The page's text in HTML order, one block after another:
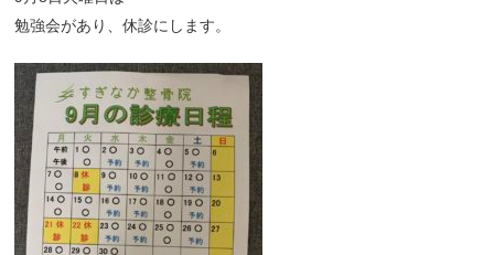
勉強会があり、休診にします。